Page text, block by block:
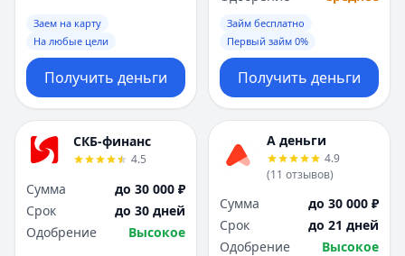
Заем на карту
На любые цели
Получить деньги
Займ бесплатно
Первый займ 0%
Получить деньги
СКБ-финанс
4.5
Сумма
до 30 000 ₽
Срок
до 30 дней
Одобрение
Высокое
А деньги
4.9
(11 отзывов)
Сумма
до 30 000 ₽
Срок
до 21 дней
Одобрение
Высокое